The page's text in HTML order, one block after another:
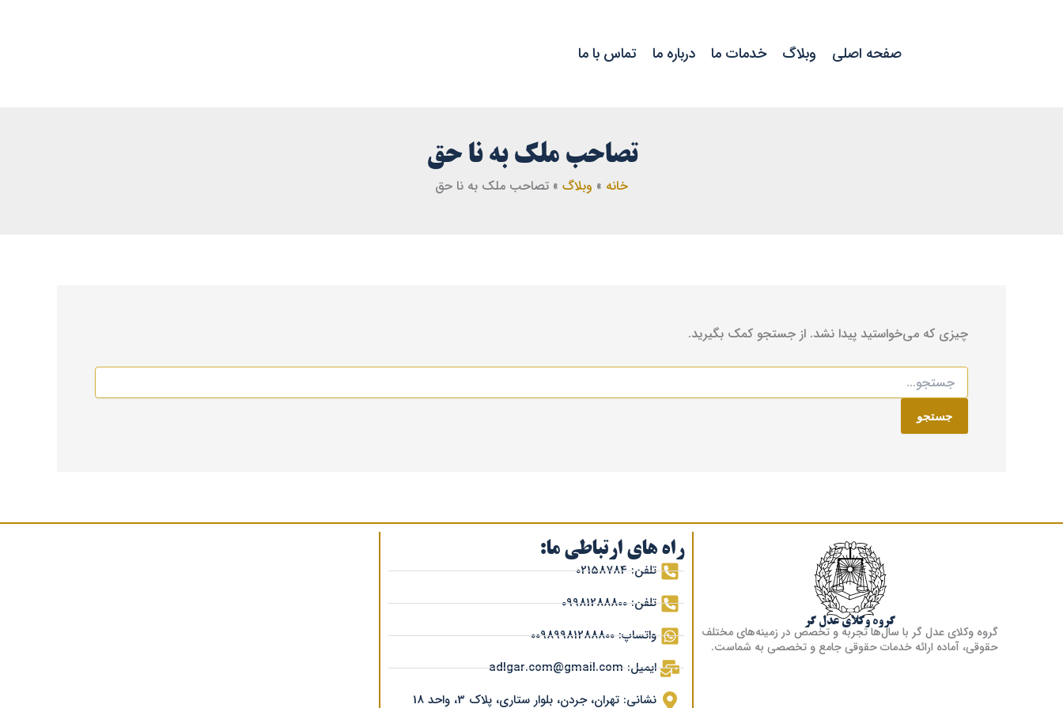
صفحه اصلی وبلاگ خدمات ما درباره ما تماس با ما
تصاحب ملک به نا حق
خانه وبلاگ تصاحب ملک به نا حق
چیزی که می‌خواستید پیدا نشد. از جستجو کمک بگیرید.
گروه وکلای عدل گر
گروه وکلای عدل گر با سال‌ها تجربه و تخصص در زمینه‌های مختلف
حقوقی، آماده ارائه خدمات حقوقی جامع و تخصصی به شماست.
راه های ارتباطی ما:
تلفن: 02158784
تلفن: 09981288800
واتساپ: 00989981288800
ایمیل: adlgar.com@gmail.com
نشانی: تهران، جردن، بلوار ستاری، پلاک 3، واحد 18